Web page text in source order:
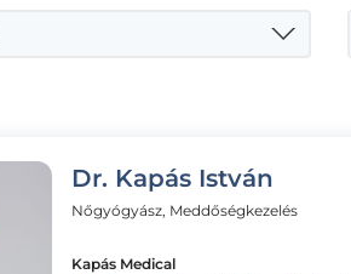
Dr. Kapás István
Nőgyógyász, Meddőségkezelés
Kapás Medical